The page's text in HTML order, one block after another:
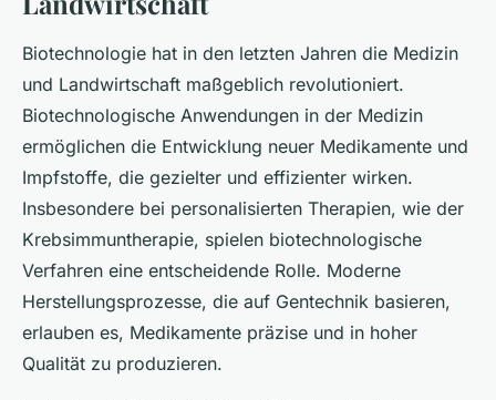
Biotechnologie hat in den letzten Jahren die Medizin
und Landwirtschaft maßgeblich revolutioniert.
Biotechnologische Anwendungen in der Medizin
ermöglichen die Entwicklung neuer Medikamente und
Impfstoffe, die gezielter und effizienter wirken.
Insbesondere bei personalisierten Therapien, wie der
Krebsimmuntherapie, spielen biotechnologische
Verfahren eine entscheidende Rolle. Moderne
Herstellungsprozesse, die auf Gentechnik basieren,
erlauben es, Medikamente präzise und in hoher
Qualität zu produzieren.